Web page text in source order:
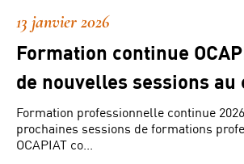
13 janvier 2026
Formation continue
de nouvelles sessions au
Formation professionnelle continue
prochaines sessions de formations
OCAPIAT co...